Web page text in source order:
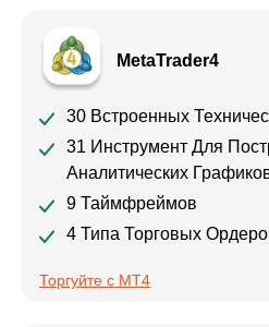
MetaTrader4
30 Встроенных
31 Инструмент Для
Аналитических
9 Таймфреймов
4 Типа Торговых
Торгуйте с MT4